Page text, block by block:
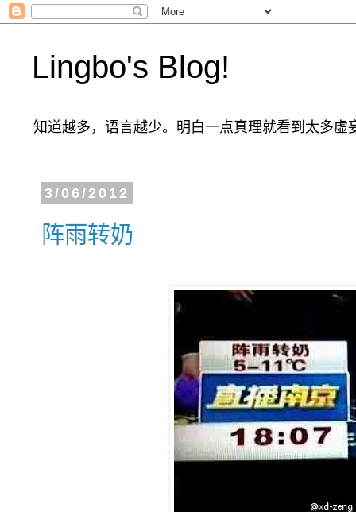
Lingbo's Blog!
知道越多，语言越少。明白一点真理就看到太多虚
3/06/2012
阵雨转奶